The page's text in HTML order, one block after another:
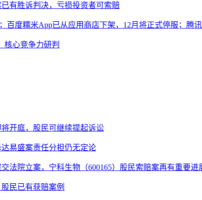
有胜诉判决，亏损投资者可索赔
百度糯米App已从应用商店下架，12月将正式停服；腾
核心竞争力研判
开庭，股民可继续提起诉讼
易盛案责任分担仍无定论
法院立案，宁科生物（600165）股民索赔案再有重要进
民已有获赔案例